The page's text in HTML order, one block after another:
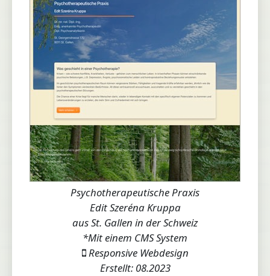
Psychotherapeutische Praxis
Edit Szeréna Kruppa
aus St. Gallen in der Schweiz
*Mit einem CMS System
Responsive Webdesign
Erstellt: 08.2023